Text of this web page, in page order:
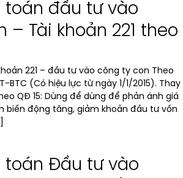
toán đầu tư vào
– Tài khoản 221 theo
221 – đầu tư vào công ty con Theo
BTC (Có hiệu lực từ ngày 1/1/2015). Thay
QĐ 15: Dùng để dùng để phản ánh giá
biến động tăng, giảm khoản đầu tư vốn
toán Đầu tư vào